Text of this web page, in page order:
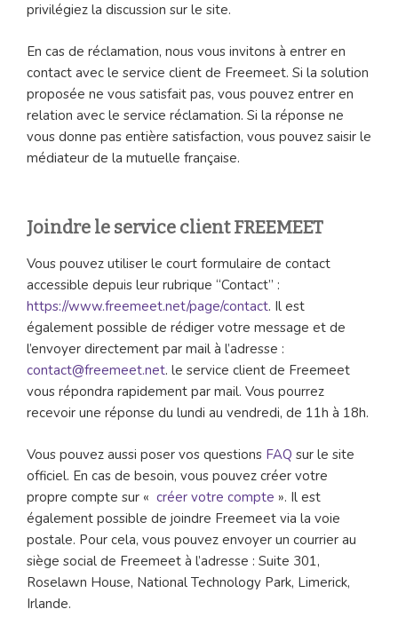
privilégiez la discussion sur le site.
En cas de réclamation, nous vous invitons à entrer en
contact avec le service client de Freemeet. Si la solution
proposée ne vous satisfait pas, vous pouvez entrer en
relation avec le service réclamation. Si la réponse ne
vous donne pas entière satisfaction, vous pouvez saisir le
médiateur de la mutuelle française.
Joindre le service client FREEMEET
Vous pouvez utiliser le court formulaire de contact
accessible depuis leur rubrique “Contact” :
https://www.freemeet.net/page/contact. Il est
également possible de rédiger votre message et de
l’envoyer directement par mail à l’adresse :
contact@freemeet.net. le service client de Freemeet
vous répondra rapidement par mail. Vous pourrez
recevoir une réponse du lundi au vendredi, de 11h à 18h.
Vous pouvez aussi poser vos questions FAQ sur le site
officiel. En cas de besoin, vous pouvez créer votre
propre compte sur « créer votre compte ». Il est
également possible de joindre Freemeet via la voie
postale. Pour cela, vous pouvez envoyer un courrier au
siège social de Freemeet à l’adresse : Suite 301,
Roselawn House, National Technology Park, Limerick,
Irlande.